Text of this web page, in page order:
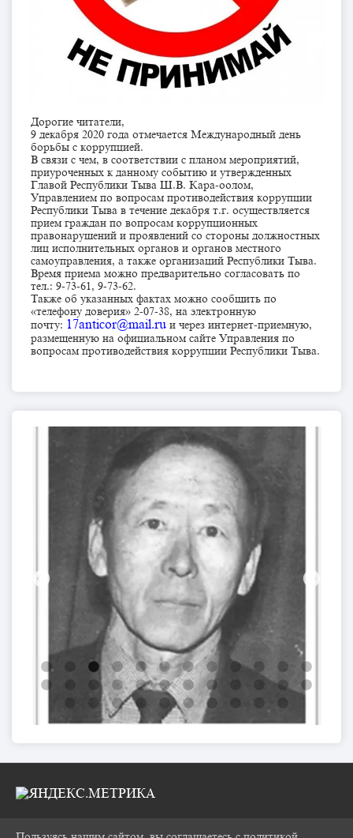
Дорогие читатели,
9 декабря 2020 года отмечается Международный день
борьбы с коррупцией.
В связи с чем, в соответствии с планом мероприятий,
приуроченных к данному событию и утвержденных
Главой Республики Тыва Ш.В. Кара-оолом,
Управлением по вопросам противодействия коррупции
Республики Тыва в течение декабря т.г. осуществляется
прием граждан по вопросам коррупционных
правонарушений и проявлений со стороны должностных
лиц исполнительных органов и органов местного
самоуправления, а также организаций Республики Тыва.
Время приема можно предварительно согласовать по
тел.: 9-73-61, 9-73-62.
Также об указанных фактах можно сообщить по
«телефону доверия» 2-07-38, на электронную
почту: 17anticor@mail.ru и через интернет-приемную,
размещенную на официальном сайте Управления по
вопросам противодействия коррупции Республики Тыва.